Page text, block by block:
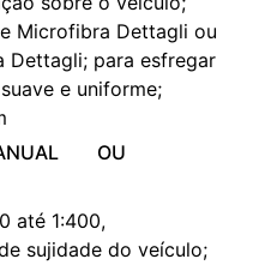
Microfibra Dettagli ou
Dettagli; para esfregar
e uniforme;
OU
até 1:400,
sujidade do veículo;